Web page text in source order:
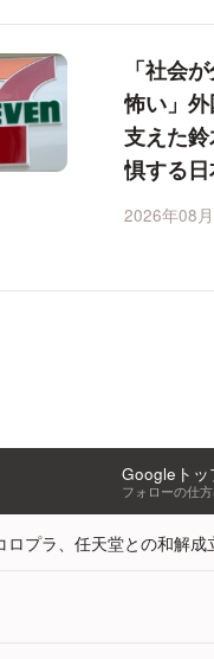
「社会
怖い」
支えた
惧する
2026年08
Googleトッ
フォローの仕
ロプラ、任天堂との和解